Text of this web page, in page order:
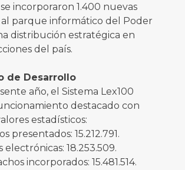
incorporaron 1.400 nuevas
parque informático del Poder
distribución estratégica en
del país.
de Desarrollo
año, el Sistema Lex100
destacado con
estadísticos:
presentados: 15.212.791.
18.253.509.
incorporados: 15.481.514.